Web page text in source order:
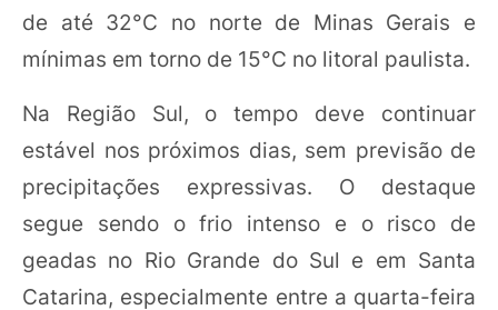
de até 32°C no norte de Minas Gerais e
mínimas em torno de 15°C no litoral paulista.
Na Região Sul, o tempo deve continuar
estável nos próximos dias, sem previsão de
precipitações expressivas. O destaque
segue sendo o frio intenso e o risco de
geadas no Rio Grande do Sul e em Santa
Catarina, especialmente entre a quarta-feira